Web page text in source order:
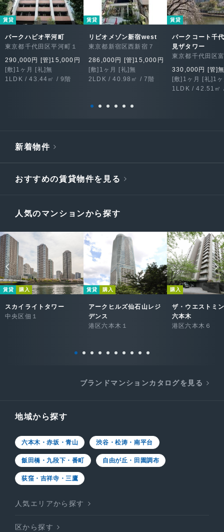
賃貸
パークハビオ平河町
東京都千代田区平河町１
290,000円 [管]15,000円
[敷]1ヶ月 [礼]無
1LDK / 43.44㎡ / 9階
賃貸
リビオメゾン新宿west
東京都新宿区西新宿７
286,000円 [管]15,000円
[敷]1ヶ月 [礼]無
2LDK / 40.98㎡ / 7階
賃貸
パークコート千
見ザタワー
東京都千代田区
330,000円 [管]
[敷]1ヶ月 [礼]1
1LDK / 42.51㎡
新着物件
おすすめの賃貸物件を見る
人気のマンションから探す
賃貸 購入
スカイライトタワー
中央区佃１
賃貸 購入
アークヒルズ仙石山レジ
デンス
港区六本木１
購入
ザ・ウエストミ
六本木
港区六本木６
ブランドマンションカタログを見る
地域から探す
六本木・赤坂・青山 渋谷・松涛・南平台
飯田橋・九段下・番町 自由が丘・田園調布
荻窪・吉祥寺・三鷹
人気エリアから探す
区から探す